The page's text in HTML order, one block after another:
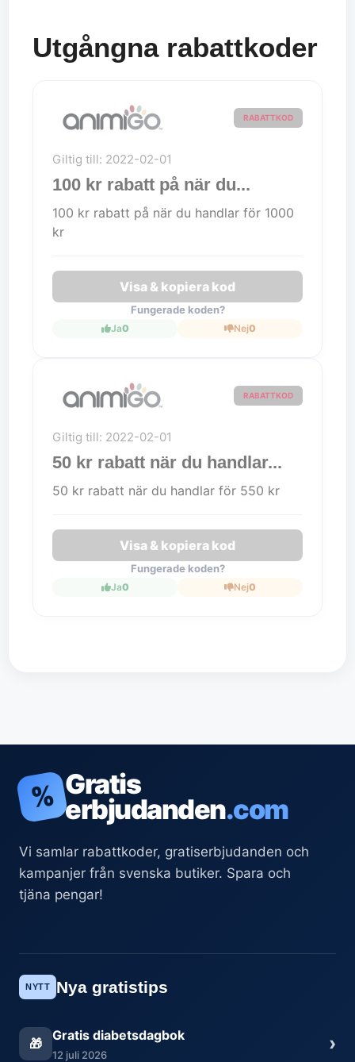
Utgångna rabattkoder
RABATTKOD
Giltig till: 2022-02-01
100 kr rabatt på när du...
100 kr rabatt på när du handlar för 1000
kr
Visa & kopiera kod
Fungerade koden?
Ja0 Nej0
RABATTKOD
Giltig till: 2022-02-01
50 kr rabatt när du handlar...
50 kr rabatt när du handlar för 550 kr
Visa & kopiera kod
Fungerade koden?
Ja0 Nej0
% Gratis
erbjudanden.com
Vi samlar rabattkoder, gratiserbjudanden och
kampanjer från svenska butiker. Spara och
tjäna pengar!
NYTT Nya gratistips
🎁
Gratis diabetsdagbok
12 juli 2026 ›